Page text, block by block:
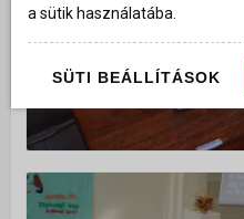
a sütik használatába.
SÜTI BEÁLLÍTÁSOK